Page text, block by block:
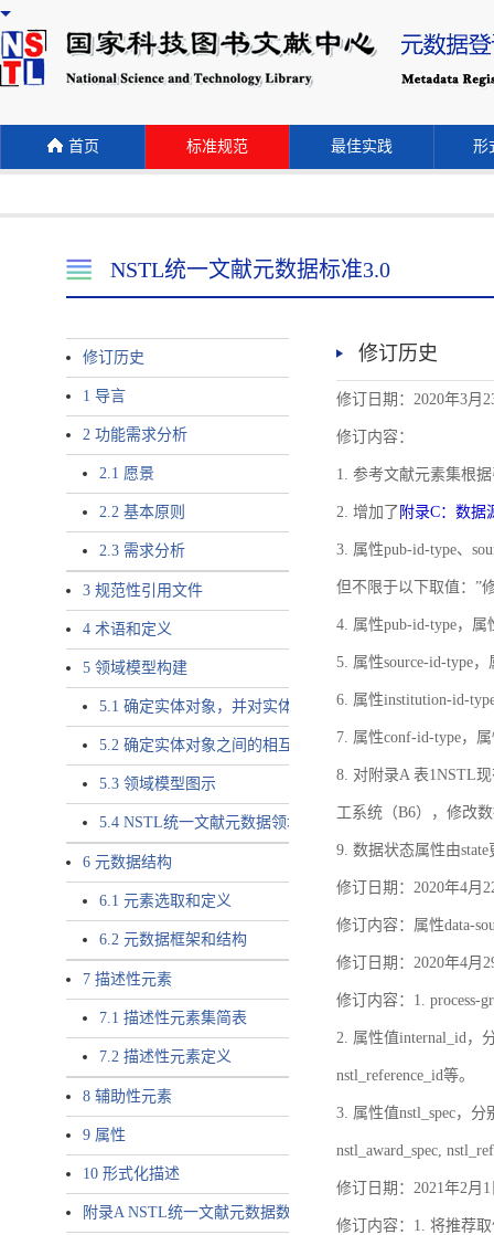
首页 标准规范 最佳实践 形
NSTL统一文献元数据标准3.0
修订历史
1 导言
2 功能需求分析
2.1 愿景
2.2 基本原则
2.3 需求分析
3 规范性引用文件
4 术语和定义
5 领域模型构建
5.1 确定实体对象，并对实体对象命名
5.2 确定实体对象之间的相互关系，定义实体对象之间的
5.3 领域模型图示
5.4 NSTL统一文献元数据领域模型的验证
6 元数据结构
6.1 元素选取和定义
6.2 元数据框架和结构
7 描述性元素
7.1 描述性元素集简表
7.2 描述性元素定义
8 辅助性元素
9 属性
10 形式化描述
附录A NSTL统一文献元数据数据唯一标识符规则
修订历史
修订日期：2020年3月
修订内容：
1. 参考文献元素集根
2. 增加了 附录C：数据
3. 属性pub-id-type、
但不限于以下取值：”
4. 属性pub-id-type，属
5. 属性source-id-type
6. 属性institution-id-
7. 属性conf-id-type，
8. 对附录A 表1NSTL
工系统（B6），修改
9. 数据状态属性由state
修订日期：2020年4月
修订内容：属性data-
修订日期：2020年4月
修订内容：1. process-
2. 属性值internal_id，
nstl_reference_id等。
3. 属性值nstl_spec，分
nstl_award_spec,
修订日期：2021年2月1
修订内容：1. 将推荐